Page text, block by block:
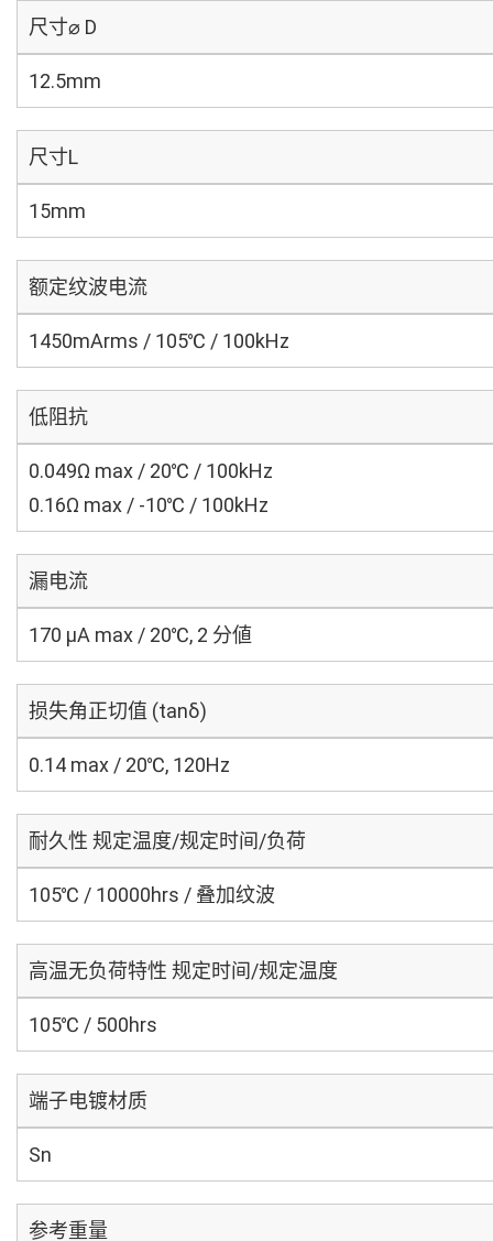
尺寸⌀ D
12.5mm
尺寸L
15mm
额定纹波电流
1450mArms / 105℃ / 100kHz
低阻抗
0.049Ω max / 20℃ / 100kHz
0.16Ω max / -10℃ / 100kHz
漏电流
170 μA max / 20℃, 2 分値
损失角正切值 (tanδ)
0.14 max / 20℃, 120Hz
耐久性 规定温度/规定时间/负荷
105℃ / 10000hrs / 叠加纹波
高温无负荷特性 规定时间/规定温度
105℃ / 500hrs
端子电镀材质
Sn
参考重量